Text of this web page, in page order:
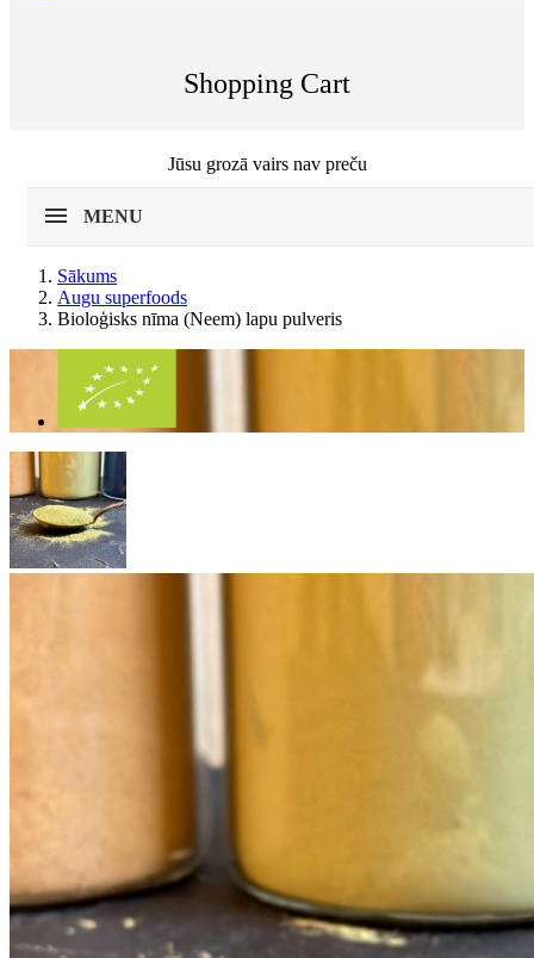
Shopping Cart
Jūsu grozā vairs nav preču
MENU
Sākums
Augu superfoods
Bioloģisks nīma (Neem) lapu pulveris